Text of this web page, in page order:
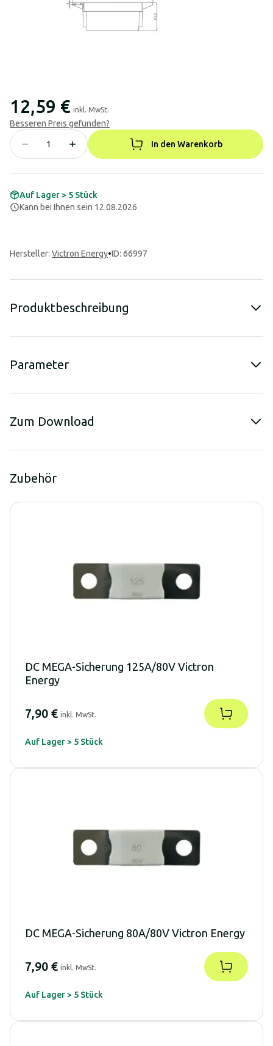
12,59 € inkl. MwSt.
Besseren Preis gefunden?
In den Warenkorb
Auf Lager > 5 Stück
Kann bei Ihnen sein 12.08.2026
Hersteller: Victron Energy•ID: 66997
Produktbeschreibung
Parameter
Zum Download
Zubehör
DC MEGA-Sicherung 125A/80V Victron
Energy
7,90 € inkl. MwSt.
Auf Lager > 5 Stück
DC MEGA-Sicherung 80A/80V Victron Energy
7,90 € inkl. MwSt.
Auf Lager > 5 Stück